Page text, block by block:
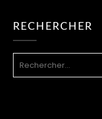
RECHERCHER